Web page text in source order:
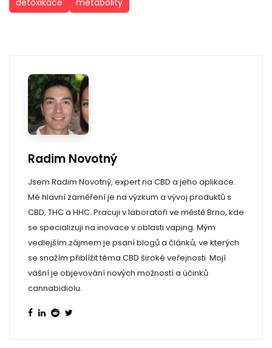
detoxikace metabolity
Radim Novotný
Jsem Radim Novotný, expert na CBD a jeho aplikace.
Mé hlavní zaměření je na výzkum a vývoj produktů s
CBD, THC a HHC. Pracuji v laboratoři ve městě Brno, kde
se specializuji na inovace v oblasti vaping. Mým
vedlejším zájmem je psaní blogů a článků, ve kterých
se snažím přiblížit téma CBD široké veřejnosti. Mojí
vášní je objevování nových možností a účinků
cannabidiolu.